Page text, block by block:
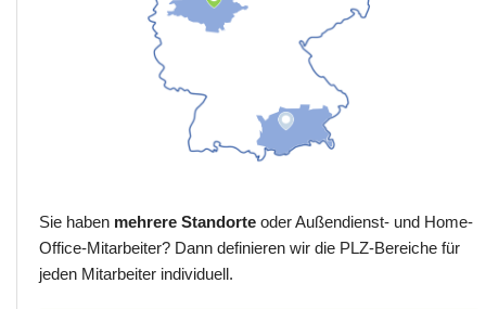
Sie haben mehrere Standorte oder Außendienst- und Home-
Office-Mitarbeiter? Dann definieren wir die PLZ-Bereiche für
jeden Mitarbeiter individuell.